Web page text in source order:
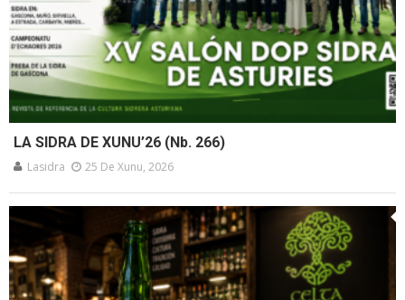
LA SIDRA DE XUNU’26 (Nb. 266)
Lasidra 25 De Xunu, 2026